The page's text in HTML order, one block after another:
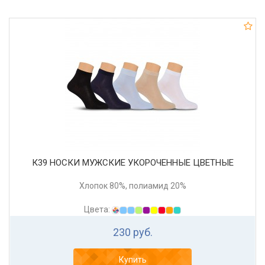
К39 НОСКИ МУЖСКИЕ УКОРОЧЕННЫЕ ЦВЕТНЫЕ
Хлопок 80%, полиамид 20%
Цвета:
230 руб.
Купить